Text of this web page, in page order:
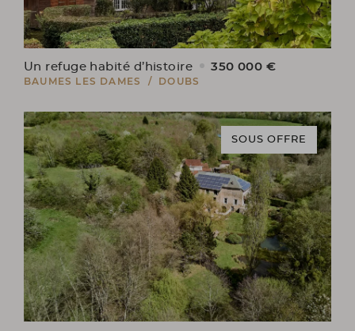
Un refuge habité d’histoire 350 000 €
BAUMES LES DAMES / DOUBS
SOUS OFFRE